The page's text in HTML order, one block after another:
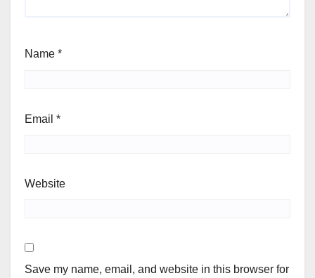
Name *
Email *
Website
Save my name, email, and website in this browser for